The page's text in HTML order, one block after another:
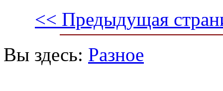
<< Предыдущая
Вы здесь: Разное